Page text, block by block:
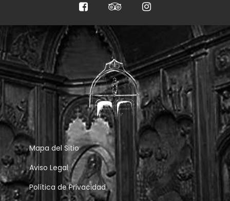
Mapa del Sitio
Aviso Legal
Política de Privacidad